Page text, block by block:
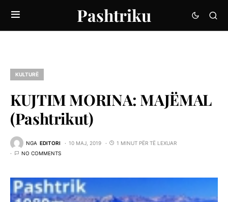
Pashtriku
KULTURË
KUJTIM MORINA: MAJËMAL
(Pashtrikut)
NGA EDITORI 10 MAJ, 2019
1 MINUT PËR TË LEXUAR
NO COMMENTS